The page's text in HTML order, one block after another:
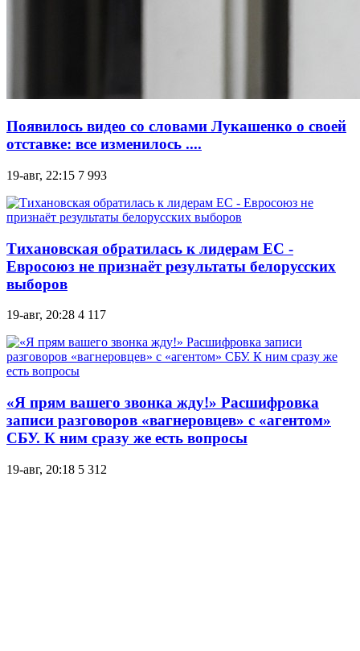
Появилось видео со словами Лукашенко о своей
отставке: все изменилось ....
19-авг, 22:15 7 993
Тихановская обратилась к лидерам ЕС -
Евросоюз не признаёт результаты белорусских
выборов
19-авг, 20:28 4 117
«Я прям вашего звонка жду!» Расшифровка
записи разговоров «вагнеровцев» с «агентом»
СБУ. К ним сразу же есть вопросы
19-авг, 20:18 5 312